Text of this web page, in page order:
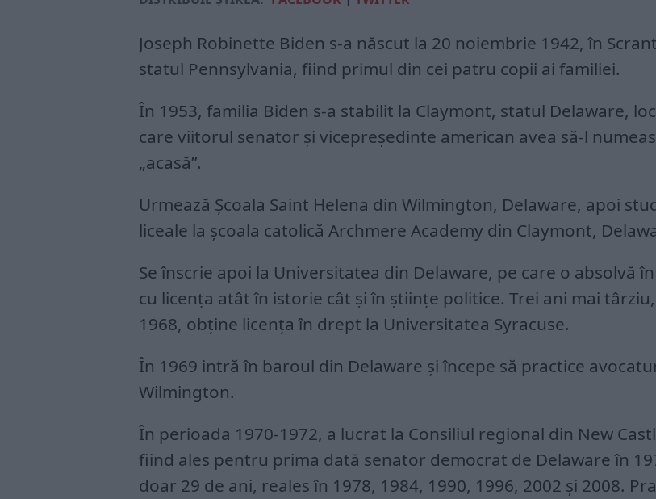
Joseph Robinette Biden s-a născut la 20 noiembrie 1942, în
statul Pennsylvania, fiind primul din cei patru copii ai familiei.
În 1953, familia Biden s-a stabilit la Claymont, statul Delaware,
care viitorul senator şi vicepreşedinte american avea să-l
„acasă”.
Urmează Şcoala Saint Helena din Wilmington, Delaware, apoi
liceale la şcoala catolică Archmere Academy din Claymont,
Se înscrie apoi la Universitatea din Delaware, pe care o absolvă
cu licenţa atât în istorie cât şi în ştiinţe politice. Trei ani mai
1968, obţine licenţa în drept la Universitatea Syracuse.
În 1969 intră în baroul din Delaware şi începe să practice
Wilmington.
În perioada 1970-1972, a lucrat la Consiliul regional din New
fiind ales pentru prima dată senator democrat de Delaware în
doar 29 de ani, reales în 1978, 1984, 1990, 1996, 2002 şi 2008.